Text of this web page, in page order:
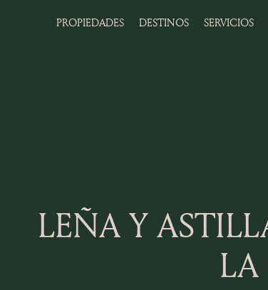
PROPIEDADES DESTINOS SERVICIOS
LEÑA Y